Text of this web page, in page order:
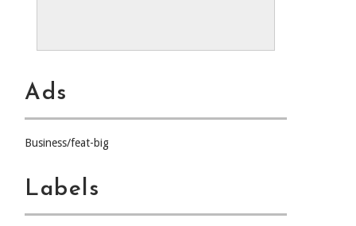
Ads
Business/feat-big
Labels